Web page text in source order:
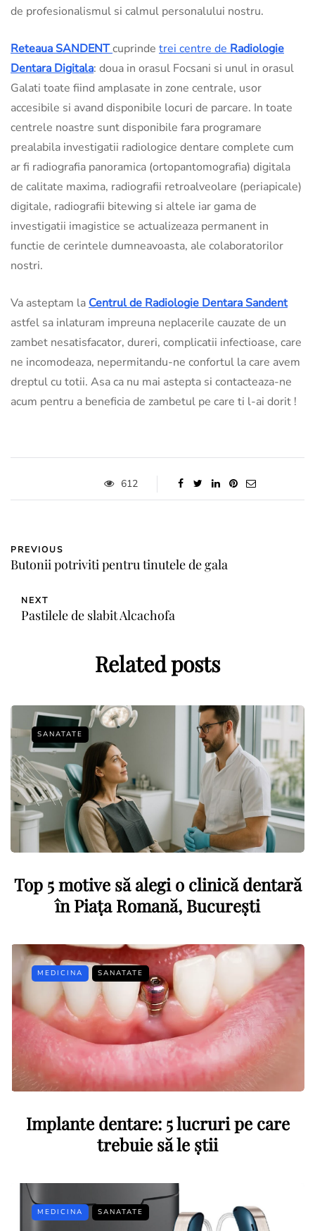
de profesionalismul si calmul personalului nostru.
Reteaua SANDENTcuprinde trei centre de Radiologie
Dentara Digitala: doua in orasul Focsani si unul in orasul
Galati toate fiind amplasate in zone centrale, usor
accesibile si avand disponibile locuri de parcare. In toate
centrele noastre sunt disponibile fara programare
prealabila investigatii radiologice dentare complete cum
ar fi radiografia panoramica (ortopantomografia) digitala
de calitate maxima, radiografii retroalveolare (periapicale)
digitale, radiografii bitewing si altele iar gama de
investigatii imagistice se actualizeaza permanent in
functie de cerintele dumneavoasta, ale colaboratorilor
nostri.
Va asteptam la Centrul de Radiologie Dentara Sandent
astfel sa inlaturam impreuna neplacerile cauzate de un
zambet nesatisfacator, dureri, complicatii infectioase, care
ne incomodeaza, nepermitandu-ne confortul la care avem
dreptul cu totii. Asa ca nu mai astepta si contacteaza-ne
acum pentru a beneficia de zambetul pe care ti l-ai dorit !
612
PREVIOUS
Butonii potriviti pentru tinutele de gala
NEXT
Pastilele de slabit Alcachofa
Related posts
SANATATE
Top 5 motive să alegi o clinică dentară
în Piața Romană, București
MEDICINA SANATATE
Implante dentare: 5 lucruri pe care
trebuie să le știi
MEDICINA SANATATE